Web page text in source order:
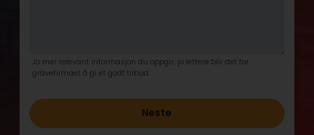
Jo mer relevant informasjon du oppgir, jo lettere blir det for
gravefirmaet å gi et godt tilbud.
Neste